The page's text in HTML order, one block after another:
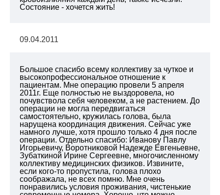
Состояние - хочется жить!
09.04.2011
Большое спасибо всему коллективу за чуткое и
высокопрофессиональное отношение к
пациентам. Мне операцию провели 5 апреля
2011г. Еще полностью не выздоровела, но
почувствола себя человеком, а не растением. До
операции не могла передвигаться
самостоятельно, кружилась голова, была
нарущена координация движения. Сейчас уже
намного лучше, хотя прошло только 4 дня после
операции. Отдельно спасибо: Иванову Павлу
Игорьевичу, Воротниковой Надежде Евгеньевне,
Зубаткиной Ирине Сергеевне, многочисленному
коллективу медицинских физиков. Извините,
если кого-то пропустила, голова плохо
соображала, не всех помню. Мне очень
понравились условия проживания, чистенькие